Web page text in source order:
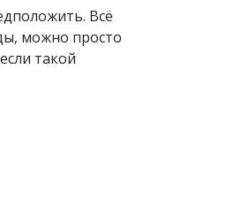
Всё
можно просто
такой